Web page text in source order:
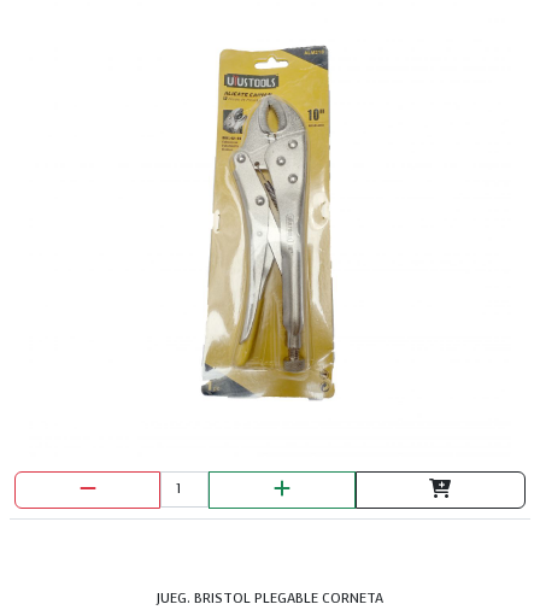
JUEG. BRISTOL PLEGABLE CORNETA